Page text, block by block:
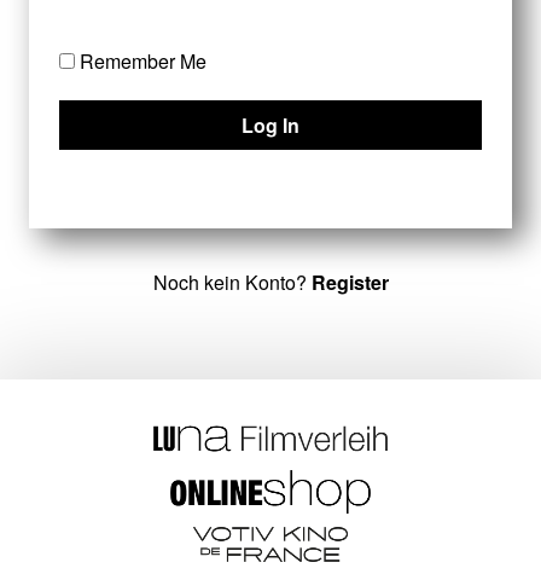
Remember Me
Noch kein Konto? Register